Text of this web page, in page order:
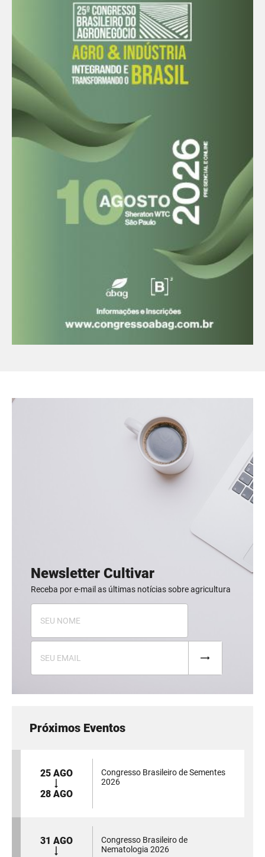
Newsletter Cultivar
Receba por e-mail as últimas notícias sobre agricultura
Próximos Eventos
25 AGO
28 AGO
Congresso Brasileiro de Sementes
2026
31 AGO
Congresso Brasileiro de
Nematologia 2026